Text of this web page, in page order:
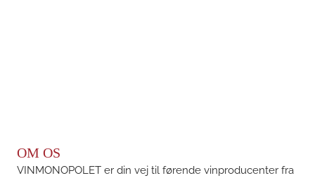
OM OS
VINMONOPOLET er din vej til førende vinproducenter fra